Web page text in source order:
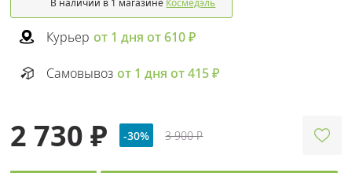
В наличии в 1 магазине Космедэль
Курьер от 1 дня от 610 ₽
Самовывоз от 1 дня от 415 ₽
2 730 ₽ -30% 3 900 ₽